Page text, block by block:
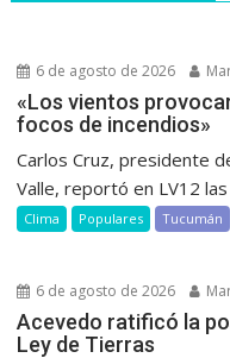
6 de agosto de 2026
«Los vientos
focos de incendios»
Carlos Cruz, presidente
Valle, reportó en LV12 las
Clima Populares Tucumán
6 de agosto de 2026
Acevedo ratificó la
Ley de Tierras